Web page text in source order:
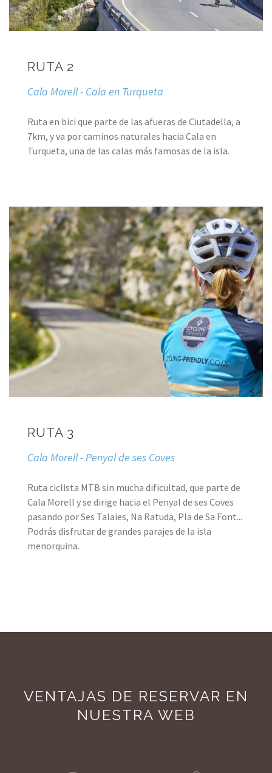
RUTA 2
Cala Morell - Cala en Turqueta
Ruta en bici que parte de las afueras de Ciutadella, a
7km, y va por caminos naturales hacia Cala en
Turqueta, una de las calas más famosas de la isla.
RUTA 3
Cala Morell - Penyal de ses Coves
Ruta ciclista MTB sin mucha dificultad, que parte de
Cala Morell y se dirige hacia el Penyal de ses Coves
pasando por Ses Talaies, Na Ratuda, Pla de Sa Font...
Podrás disfrutar de grandes parajes de la isla
menorquina.
VENTAJAS DE RESERVAR EN
NUESTRA WEB